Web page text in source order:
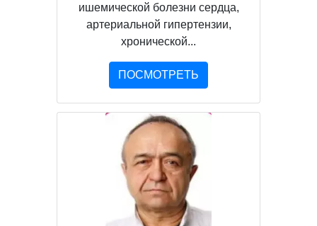
ишемической болезни сердца,
артериальной гипертензии,
хронической...
ПОСМОТРЕТЬ